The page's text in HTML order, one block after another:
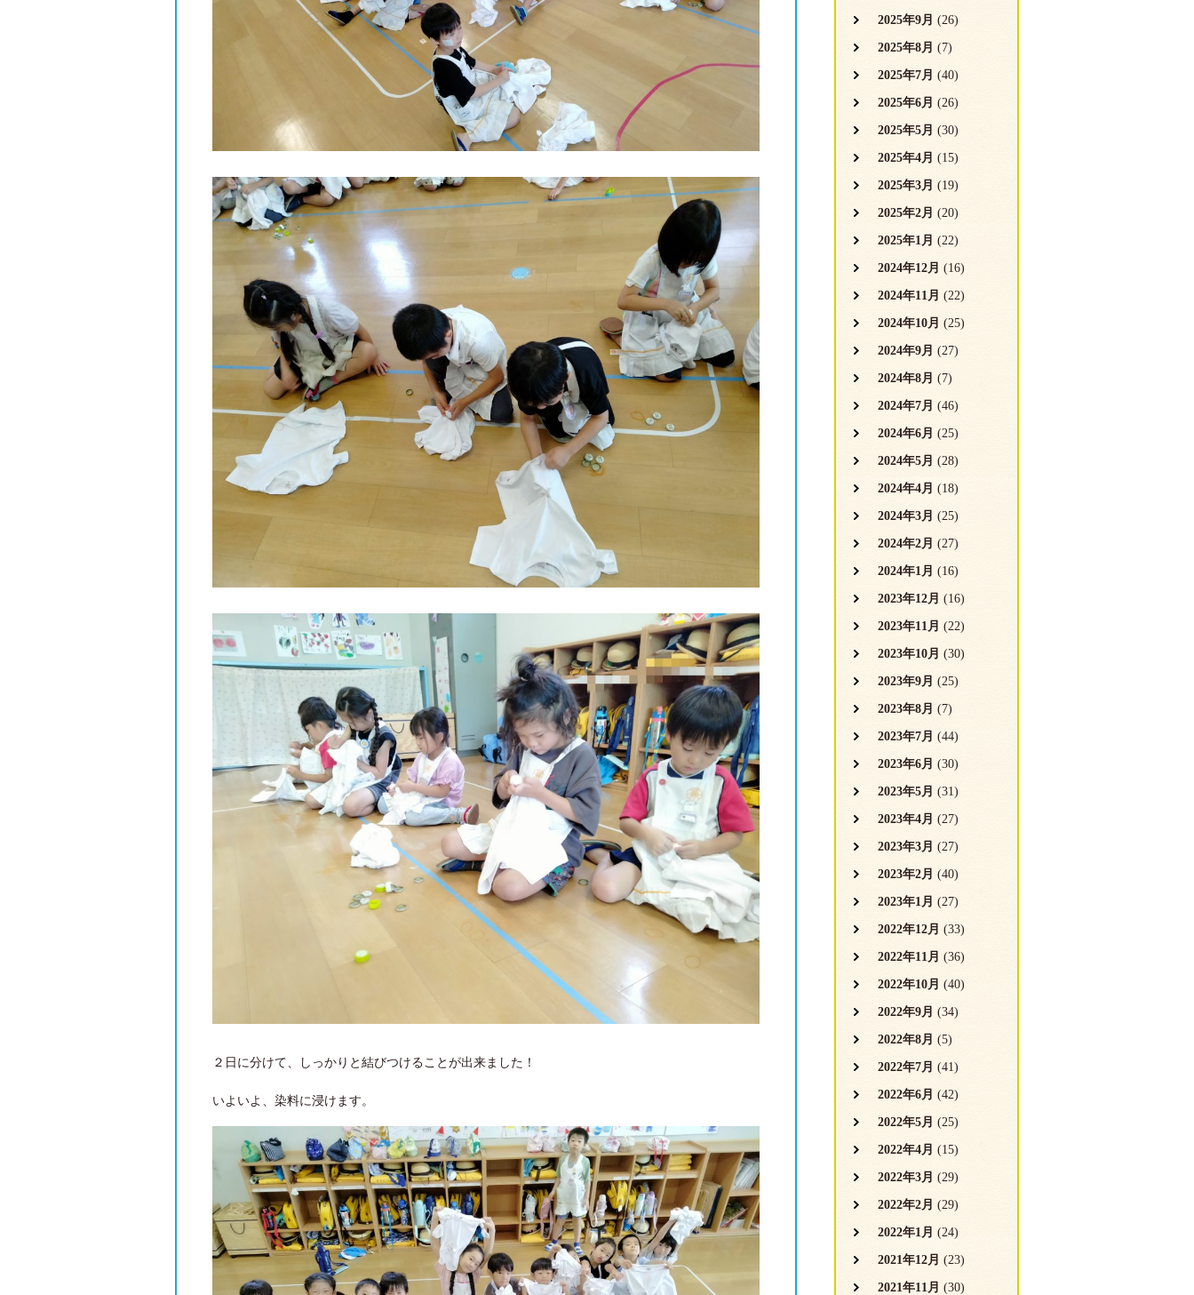
２日に分けて、しっかりと結びつけることが出来ました！
いよいよ、染料に浸けます。
2025年9月 (26)
2025年8月 (7)
2025年7月 (40)
2025年6月 (26)
2025年5月 (30)
2025年4月 (15)
2025年3月 (19)
2025年2月 (20)
2025年1月 (22)
2024年12月 (16)
2024年11月 (22)
2024年10月 (25)
2024年9月 (27)
2024年8月 (7)
2024年7月 (46)
2024年6月 (25)
2024年5月 (28)
2024年4月 (18)
2024年3月 (25)
2024年2月 (27)
2024年1月 (16)
2023年12月 (16)
2023年11月 (22)
2023年10月 (30)
2023年9月 (25)
2023年8月 (7)
2023年7月 (44)
2023年6月 (30)
2023年5月 (31)
2023年4月 (27)
2023年3月 (27)
2023年2月 (40)
2023年1月 (27)
2022年12月 (33)
2022年11月 (36)
2022年10月 (40)
2022年9月 (34)
2022年8月 (5)
2022年7月 (41)
2022年6月 (42)
2022年5月 (25)
2022年4月 (15)
2022年3月 (29)
2022年2月 (29)
2022年1月 (24)
2021年12月 (23)
2021年11月 (30)